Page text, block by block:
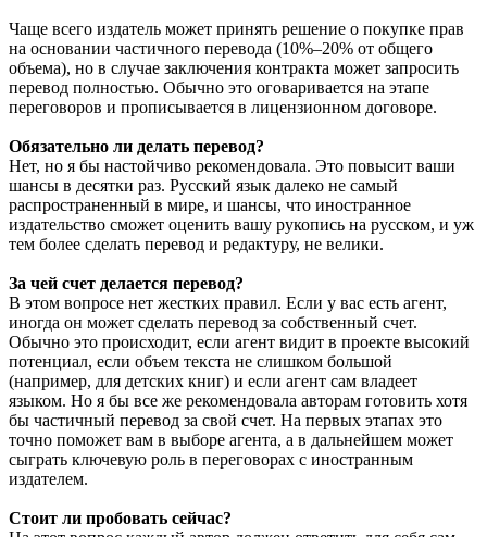
Чаще всего издатель может принять решение о покупке прав
на основании частичного перевода (10%–20% от общего
объема), но в случае заключения контракта может запросить
перевод полностью. Обычно это оговаривается на этапе
переговоров и прописывается в лицензионном договоре.
Обязательно ли делать перевод?
Нет, но я бы настойчиво рекомендовала. Это повысит ваши
шансы в десятки раз. Русский язык далеко не самый
распространенный в мире, и шансы, что иностранное
издательство сможет оценить вашу рукопись на русском, и уж
тем более сделать перевод и редактуру, не велики.
За чей счет делается перевод?
В этом вопросе нет жестких правил. Если у вас есть агент,
иногда он может сделать перевод за собственный счет.
Обычно это происходит, если агент видит в проекте высокий
потенциал, если объем текста не слишком большой
(например, для детских книг) и если агент сам владеет
языком. Но я бы все же рекомендовала авторам готовить хотя
бы частичный перевод за свой счет. На первых этапах это
точно поможет вам в выборе агента, а в дальнейшем может
сыграть ключевую роль в переговорах с иностранным
издателем.
Стоит ли пробовать сейчас?